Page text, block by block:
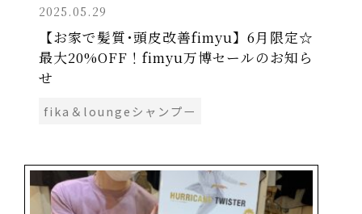
2025.05.29
【お家で髪質･頭皮改善fimyu】6月限定☆
最大20%OFF！fimyu万博セールのお知ら
せ
fika＆loungeシャンプー